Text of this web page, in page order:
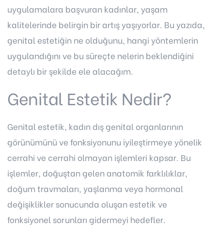
uygulamalara başvuran kadınlar, yaşam
kalitelerinde belirgin bir artış yaşıyorlar. Bu yazıda,
genital estetiğin ne olduğunu, hangi yöntemlerin
uygulandığını ve bu süreçte nelerin beklendiğini
detaylı bir şekilde ele alacağım.
Genital Estetik Nedir?
Genital estetik, kadın dış genital organlarının
görünümünü ve fonksiyonunu iyileştirmeye yönelik
cerrahi ve cerrahi olmayan işlemleri kapsar. Bu
işlemler, doğuştan gelen anatomik farklılıklar,
doğum travmaları, yaşlanma veya hormonal
değişiklikler sonucunda oluşan estetik ve
fonksiyonel sorunları gidermeyi hedefler.